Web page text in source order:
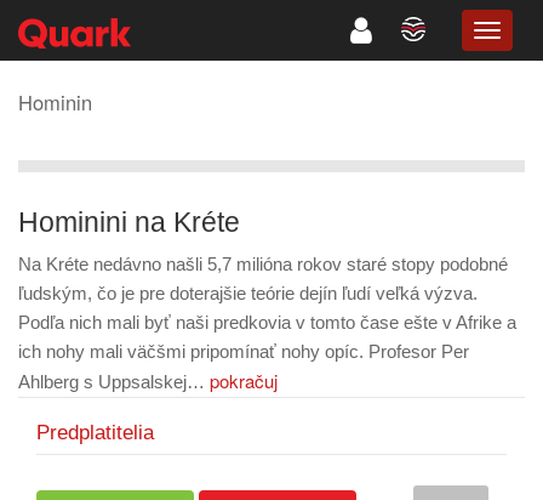
Hominin
Hominini na Kréte
Na Kréte nedávno našli 5,7 milióna rokov staré stopy podobné
ľudským, čo je pre doterajšie teórie dejín ľudí veľká výzva.
Podľa nich mali byť naši predkovia v tomto čase ešte v Afrike a
ich nohy mali väčšmi pripomínať nohy opíc. Profesor Per
Ahlberg s Uppsalskej… pokračuj
Predplatitelia